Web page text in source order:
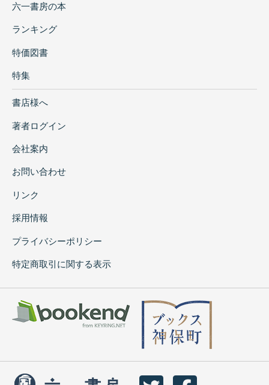
六一書房の本
ランキング
特価図書
特集
書店様へ
著者ログイン
会社案内
お問い合わせ
リンク
採用情報
プライバシーポリシー
特定商取引に関する表示